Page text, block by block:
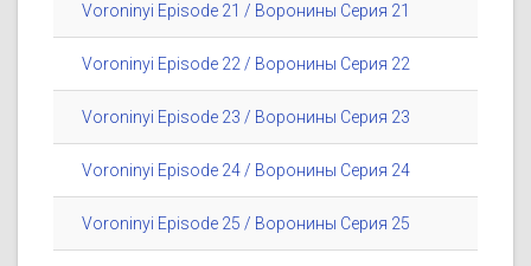
Voroninyi Episode 21 / Воронины Серия 21
Voroninyi Episode 22 / Воронины Серия 22
Voroninyi Episode 23 / Воронины Серия 23
Voroninyi Episode 24 / Воронины Серия 24
Voroninyi Episode 25 / Воронины Серия 25